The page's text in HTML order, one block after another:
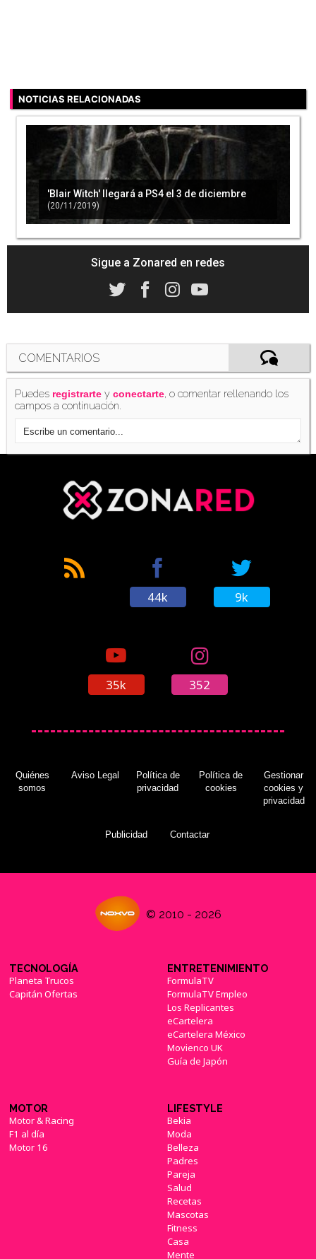
NOTICIAS RELACIONADAS
'Blair Witch' llegará a PS4 el 3 de diciembre
(20/11/2019)
Sigue a Zonared en redes
COMENTARIOS
Puedes registrarte yconectarte, o comentar rellenando los
campos a continuación.
44k 9k
35k 352
Quiénes
somos
Aviso Legal
Política de
privacidad
Política de
cookies
Gestionar
cookies y
privacidad
Publicidad Contactar
© 2010 - 2026
TECNOLOGÍA
Planeta Trucos
Capitán Ofertas
ENTRETENIMIENTO
FormulaTV
FormulaTV Empleo
Los Replicantes
eCartelera
eCartelera México
Movienco UK
Guía de Japón
MOTOR
Motor & Racing
F1 al día
Motor 16
LIFESTYLE
Bekia
Moda
Belleza
Padres
Pareja
Salud
Recetas
Mascotas
Fitness
Casa
Mente